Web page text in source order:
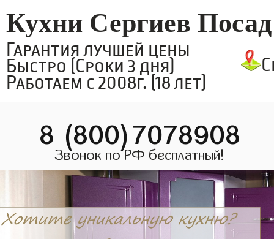
Кухни Сергиев Посад
Гарантия лучшей цены
Быстро (Сроки 3 дня)
Работаем с 2008г. (18 лет)
8 (800)7078908
Звонок по РФ бесплатный!